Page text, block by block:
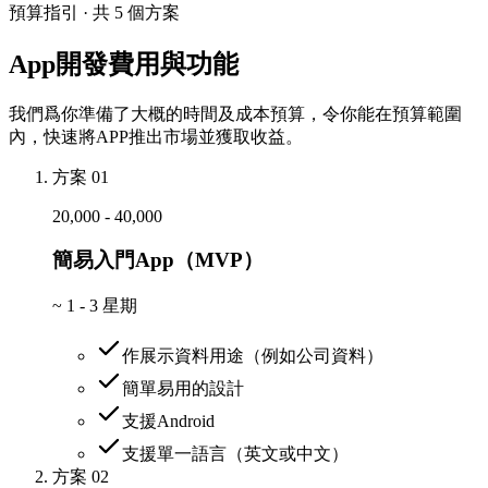
預算指引 · 共 5 個方案
App開發費用與功能
我們爲你準備了大概的時間及成本預算，令你能在預算範圍
內，快速將APP推出市場並獲取收益。
方案 01
20,000 - 40,000
簡易入門App（MVP）
~ 1 - 3 星期
作展示資料用途（例如公司資料）
簡單易用的設計
支援Android
支援單一語言（英文或中文）
方案 02